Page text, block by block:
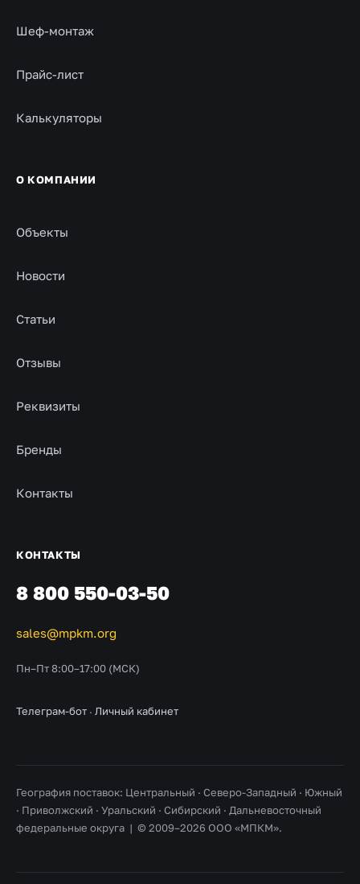
Шеф-монтаж
Прайс-лист
Калькуляторы
О КОМПАНИИ
Объекты
Новости
Статьи
Отзывы
Реквизиты
Бренды
Контакты
КОНТАКТЫ
8 800 550-03-50
sales@mpkm.org
Пн–Пт 8:00–17:00 (МСК)
Телеграм-бот · Личный кабинет
География поставок: Центральный · Северо-Западный · Южный
· Приволжский · Уральский · Сибирский · Дальневосточный
федеральные округа | © 2009–2026 ООО «МПКМ».